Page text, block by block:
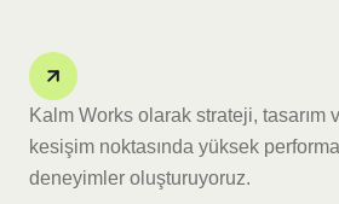
Kalm Works olarak strateji, tasarım
kesişim noktasında yüksek
deneyimler oluşturuyoruz.